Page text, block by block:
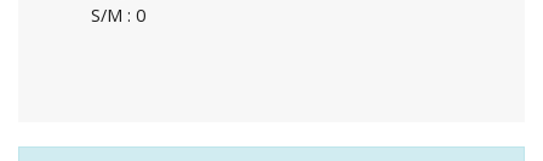
S/M : 0